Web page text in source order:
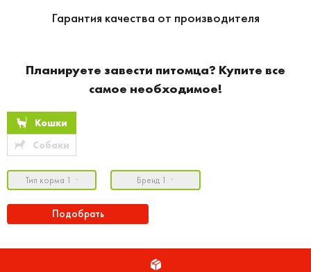
Гарантия качества от производителя
Планируете завести питомца? Купите все
самое необходимое!
Кошки
Собаки
Тип корма 1 Бренд 1
Подобрать